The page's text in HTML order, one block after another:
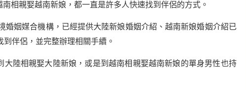
相親娶越南新娘，都一直是許多人快速找到伴侶的方式。
婚姻媒合機構，已經提供大陸新娘婚姻介紹、越南新娘婚姻介紹已
伴侶，並完整辦理相關手續。
陸相親娶大陸新娘，或是到越南相親娶越南新娘的單身男性也持